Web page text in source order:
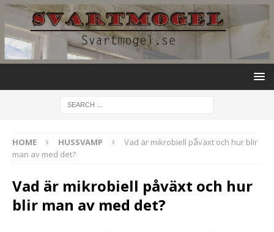
HOME HUSSVAMP
Vad är mikrobiell påväxt och hur blir
man av med det?
Vad är mikrobiell påväxt och hur
blir man av med det?